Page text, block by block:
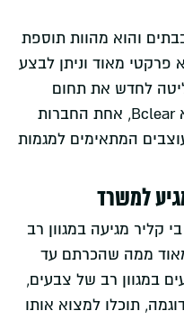
והוא מהוות תוספת
מאוד וניתן לבצע
לחדש את תחום
לוחות השעם ולוחות מחיקים היא Bclear, אחת החברות
המתאימים למגמות
למשרד
קליר מגיעה במגוון רב
מאוד ממה שהכרתם עד
במגוון רב של צבעים,
תוכלו למצוא אותו